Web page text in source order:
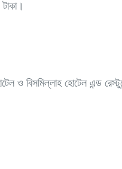
ও বিসমিল্লাহ হোটেল এন্ড